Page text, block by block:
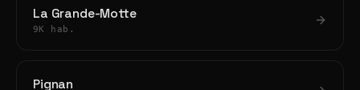
La Grande-Motte
9K hab.
Pignan